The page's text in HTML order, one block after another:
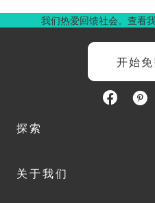
我们热爱回馈社会。查看
开始
探索
关于我们